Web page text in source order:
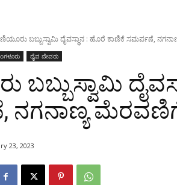
ಬಬ್ಬುಸ್ವಾಮಿ ದೈವಸ್ಥಾನ : ಹೊರೆ ಕಾಣಿಕೆ ಸಮರ್ಪಣೆ,
ದೈವ ದೇವರು
ನಗನಾಣ್ಯ
23, 2023